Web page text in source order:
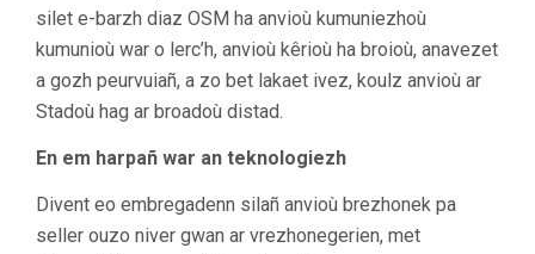
silet e-barzh diaz OSM ha anvioù kumuniezhoù
kumunioù war o lerc’h, anvioù kêrioù ha broioù, anavezet
a gozh peurvuiañ, a zo bet lakaet ivez, koulz anvioù ar
Stadoù hag ar broadoù distad.
En em harpañ war an teknologiezh
Divent eo embregadenn silañ anvioù brezhonek pa
seller ouzo niver gwan ar vrezhonegerien, met